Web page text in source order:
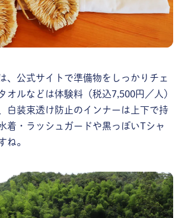
、公式サイトで準備物をしっかりチェ
オルなどは体験料（税込7,500円／人）
白装束透け防止のインナーは上下で持
着・ラッシュガードや黒っぽいTシャ
ね。